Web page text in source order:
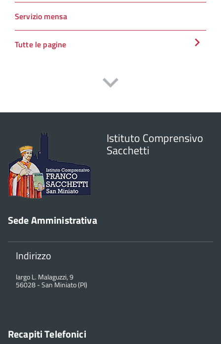
Servizio mensa
Tutte le pagine
Istituto Comprensivo
Sacchetti
Sede Amministrativa
Indirizzo
largo L. Malaguzzi, 9
56028-San Miniato (PI)
Recapiti Telefonici